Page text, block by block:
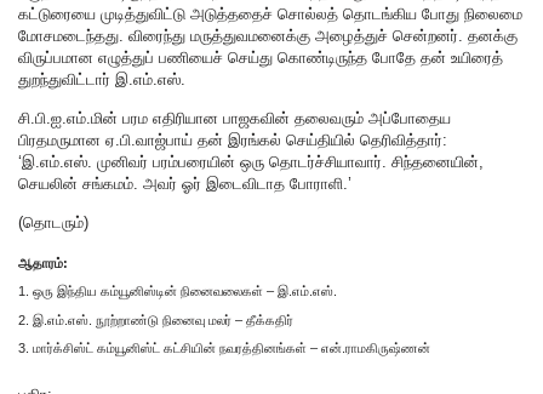
கட்டுரையை முடித்துவிட்டு அடுத்ததைச் சொல்லத் தொடங்கிய போது நிலைமை
மோசமடைந்தது. விரைந்து மருத்துவமனைக்கு அழைத்துச் சென்றனர். தனக்கு
விருப்பமான எழுத்துப் பணியைச் செய்து கொண்டிருந்த போதே தன் உயிரைத்
துறந்துவிட்டார் இ.எம்.எஸ்.
சி.பி.ஐ.எம்.மின் பரம எதிரியான பாஜகவின் தலைவரும் அப்போதைய
பிரதமருமான ஏ.பி.வாஜ்பாய் தன் இரங்கல் செய்தியில் தெரிவித்தார்:
‘இ.எம்.எஸ். முனிவர் பரம்பரையின் ஒரு தொடர்ச்சியாவார். சிந்தனையின்,
செயலின் சங்கமம். அவர் ஓர் இடைவிடாத போராளி.’
(தொடரும்)
ஆதாரம்:
1. ஒரு இந்திய கம்யூனிஸ்டின் நினைவலைகள் – இ.எம்.எஸ்.
2. இ.எம்.எஸ். நூற்றாண்டு நினைவு மலர் – தீக்கதிர்
3. மார்க்சிஸ்ட் கம்யூனிஸ்ட் கட்சியின் நவரத்தினங்கள் – என்.ராமகிருஷ்ணன்